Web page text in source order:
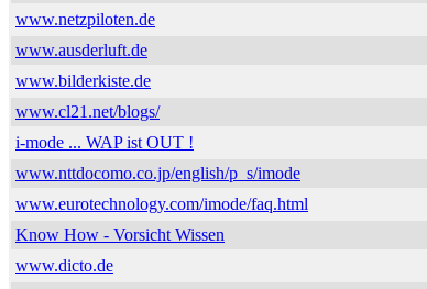
www.netzpiloten.de
www.ausderluft.de
www.bilderkiste.de
www.cl21.net/blogs/
i-mode ... WAP ist OUT !
www.nttdocomo.co.jp/english/p_s/imode
www.eurotechnology.com/imode/faq.html
Know How - Vorsicht Wissen
www.dicto.de